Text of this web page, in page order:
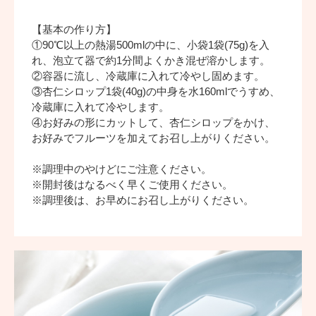
【基本の作り方】
①90℃以上の熱湯500mlの中に、小袋1袋(75g)を入
れ、泡立て器で約1分間よくかき混ぜ溶かします。
②容器に流し、冷蔵庫に入れて冷やし固めます。
③杏仁シロップ1袋(40g)の中身を水160mlでうすめ、
冷蔵庫に入れて冷やします。
④お好みの形にカットして、杏仁シロップをかけ、
お好みでフルーツを加えてお召し上がりください。
※調理中のやけどにご注意ください。
※開封後はなるべく早くご使用ください。
※調理後は、お早めにお召し上がりください。